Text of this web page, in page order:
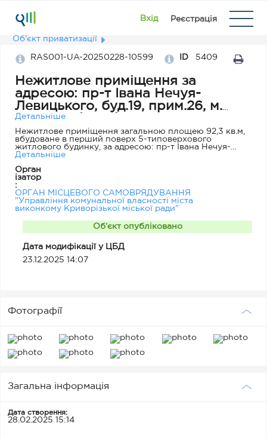
Вхід Реєстрація
Об'єкт приватизації
RAS001-UA-20250228-10599 ID 5409
Нежитлове приміщення за
адресою: пр-т Івана Нечуя-
Левицького, буд.19, прим.26, м.
Кривий Ріг, Дніпропетровська
область
Детальніше
Нежитлове приміщення загальною площею 92,3 кв.м,
вбудоване в перший поверх 5-типоверхового
житлового будинку, за адресою: пр-т Івана Нечуя-
Левицького, буд.19, прим.26, м. Кривий Ріг,
Детальніше
Орган
ізатор
:
ОРГАН МІСЦЕВОГО САМОВРЯДУВАННЯ
"Управління комунальної власності міста
виконкому Криворізької міської ради"
Об’єкт опубліковано
Дата модифікації у ЦБД
23.12.2025 14:07
Фотографії
Загальна інформація
Дата створення:
28.02.2025 15:14